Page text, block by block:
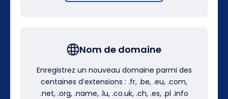
Nom de domaine
Enregistrez un nouveau domaine parmi des
centaines d’extensions : .fr, .be, .eu, .com,
.net, .org, .name, .lu, .co.uk, .ch, .es, .pl .info